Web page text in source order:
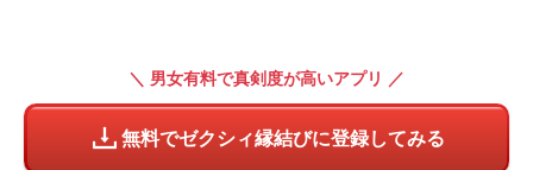
＼ 男女有料で真剣度が高いアプリ ／
無料でゼクシィ縁結びに登録してみる